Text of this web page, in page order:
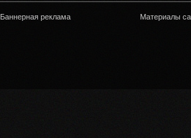
Баннерная реклама Материалы